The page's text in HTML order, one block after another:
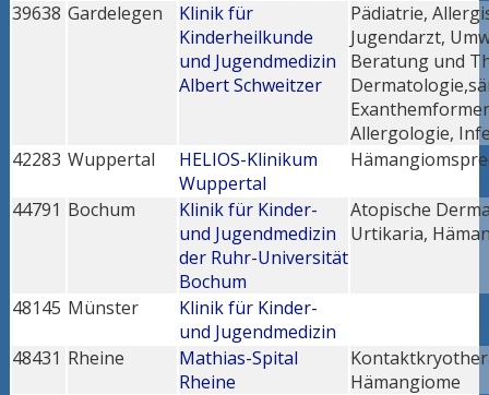
39638 Gardelegen
Klinik für
Kinderheilkunde
und Jugendmedizin
Albert Schweitzer
Pädiatrie,
Jugendarzt,
Beratung und
Allergologie,
42283 Wuppertal
HELIOS-Klinikum
Wuppertal
44791 Bochum
Klinik für Kinder-
und Jugendmedizin
der Ruhr-Universität
Bochum
Atopische
Urtikaria,
48145 Münster
Klinik für Kinder-
und Jugendmedizin
48431 Rheine
Mathias-Spital
Rheine
Hämangiome